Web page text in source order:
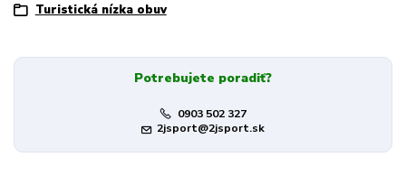
Turistická nízka obuv
Potrebujete poradiť?
0903 502 327
2jsport@2jsport.sk